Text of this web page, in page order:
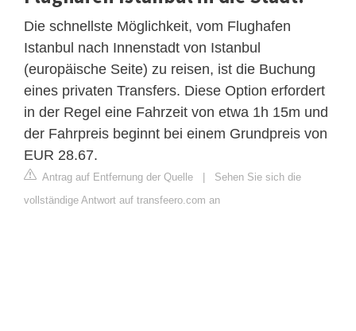
Die schnellste Möglichkeit, vom Flughafen
Istanbul nach Innenstadt von Istanbul
(europäische Seite) zu reisen, ist die Buchung
eines privaten Transfers. Diese Option erfordert
in der Regel eine Fahrzeit von etwa 1h 15m und
der Fahrpreis beginnt bei einem Grundpreis von
EUR 28.67.
Antrag auf Entfernung der Quelle
Sehen Sie sich die
vollständige Antwort auf transfeero.com an